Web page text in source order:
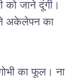
को जाने दूंगी।
अकेलेपन का
का फूल। ना